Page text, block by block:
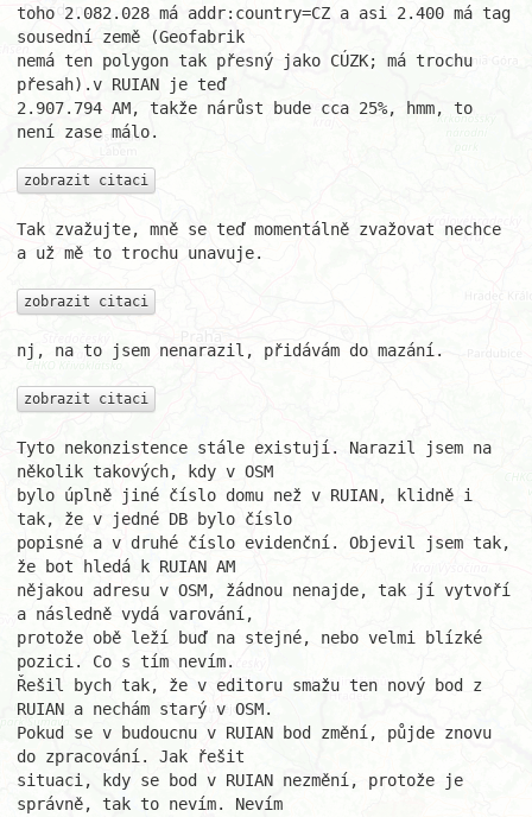
toho 2.082.028 má addr:country=CZ a asi 2.400 má tag
sousední země (Geofabrik
nemá ten polygon tak přesný jako CÚZK; má trochu
přesah).v RUIAN je teď
2.907.794 AM, takže nárůst bude cca 25%, hmm, to
není zase málo.
zobrazit citaci
Tak zvažujte, mně se teď momentálně zvažovat nechce
a už mě to trochu unavuje.
zobrazit citaci
nj, na to jsem nenarazil, přidávám do mazání.
zobrazit citaci
Tyto nekonzistence stále existují. Narazil jsem na
několik takových, kdy v OSM
bylo úplně jiné číslo domu než v RUIAN, klidně i
tak, že v jedné DB bylo číslo
popisné a v druhé číslo evidenční. Objevil jsem tak,
že bot hledá k RUIAN AM
nějakou adresu v OSM, žádnou nenajde, tak jí vytvoří
a následně vydá varování,
protože obě leží buď na stejné, nebo velmi blízké
pozici. Co s tím nevím.
Řešil bych tak, že v editoru smažu ten nový bod z
RUIAN a nechám starý v OSM.
Pokud se v budoucnu v RUIAN bod změní, půjde znovu
do zpracování. Jak řešit
situaci, kdy se bod v RUIAN nezmění, protože je
správně, tak to nevím. Nevím